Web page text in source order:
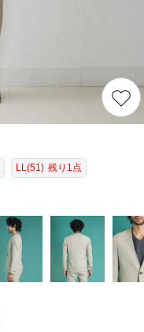
LL(51) 残り1点